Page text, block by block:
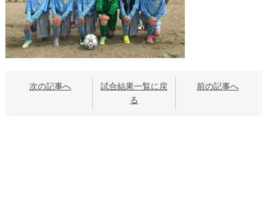
次の記事へ
試合結果一覧に戻
る
前の記事へ